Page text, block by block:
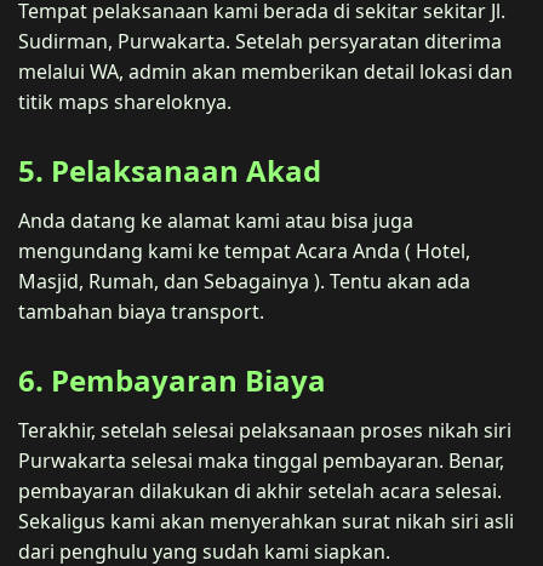
Tempat pelaksanaan kami berada di sekitar sekitar Jl.
Sudirman, Purwakarta. Setelah persyaratan diterima
melalui WA, admin akan memberikan detail lokasi dan
titik maps shareloknya.
5. Pelaksanaan Akad
Anda datang ke alamat kami atau bisa juga
mengundang kami ke tempat Acara Anda ( Hotel,
Masjid, Rumah, dan Sebagainya ). Tentu akan ada
tambahan biaya transport.
6. Pembayaran Biaya
Terakhir, setelah selesai pelaksanaan proses nikah siri
Purwakarta selesai maka tinggal pembayaran. Benar,
pembayaran dilakukan di akhir setelah acara selesai.
Sekaligus kami akan menyerahkan surat nikah siri asli
dari penghulu yang sudah kami siapkan.